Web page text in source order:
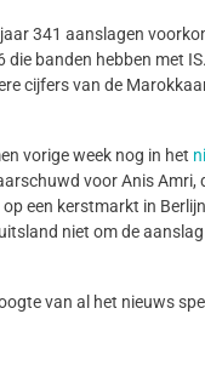
341 aanslagen
banden hebben met
cijfers van de
vorige week nog in het
voor Anis Amri,
een kerstmarkt in
niet om de
van al het nieuws